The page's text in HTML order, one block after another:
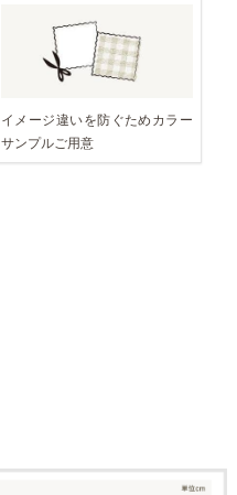
イメージ違いを防ぐためカラー
サンプルご用意